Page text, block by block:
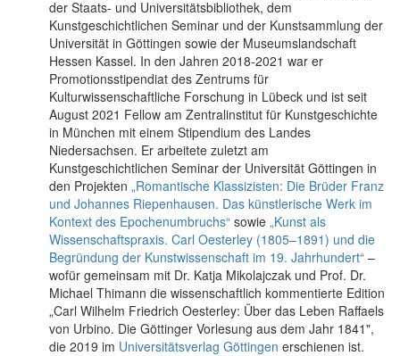
der Staats- und Universitätsbibliothek, dem
Kunstgeschichtlichen Seminar und der Kunstsammlung der
Universität in Göttingen sowie der Museumslandschaft
Hessen Kassel. In den Jahren 2018-2021 war er
Promotionsstipendiat des Zentrums für
Kulturwissenschaftliche Forschung in Lübeck und ist seit
August 2021 Fellow am Zentralinstitut für Kunstgeschichte
in München mit einem Stipendium des Landes
Niedersachsen. Er arbeitete zuletzt am
Kunstgeschichtlichen Seminar der Universität Göttingen in
den Projekten „Romantische Klassizisten: Die Brüder Franz
und Johannes Riepenhausen. Das künstlerische Werk im
Kontext des Epochenumbruchs“ sowie „Kunst als
Wissenschaftspraxis. Carl Oesterley (1805–1891) und die
Begründung der Kunstwissenschaft im 19. Jahrhundert“ –
wofür gemeinsam mit Dr. Katja Mikolajczak und Prof. Dr.
Michael Thimann die wissenschaftlich kommentierte Edition
„Carl Wilhelm Friedrich Oesterley: Über das Leben Raffaels
von Urbino. Die Göttinger Vorlesung aus dem Jahr 1841",
die 2019 im Universitätsverlag Göttingen erschienen ist.